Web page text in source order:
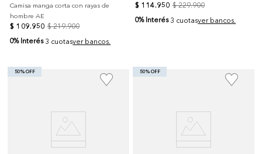
Camisa manga corta con rayas de
hombre AE
$ 109.950 $ 219.900
0% Interés 3 cuotasver bancos.
$ 114.950 $ 229.900
0% Interés 3 cuotasver bancos.
50% OFF 50% OFF